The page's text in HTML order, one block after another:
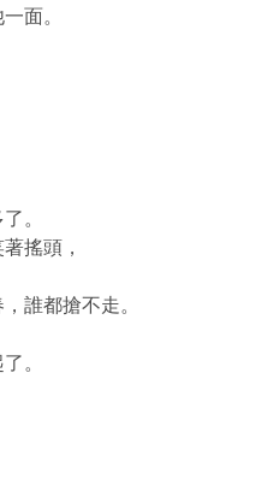
面。
。
搖頭，
誰都搶不走。
。